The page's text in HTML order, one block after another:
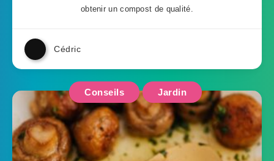
obtenir un compost de qualité.
Cédric
Conseils Jardin